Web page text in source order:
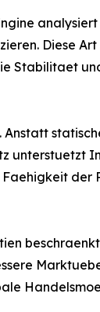
analysiert
Diese Art
Stabilitaet
Anstatt
unterstuetzt
der